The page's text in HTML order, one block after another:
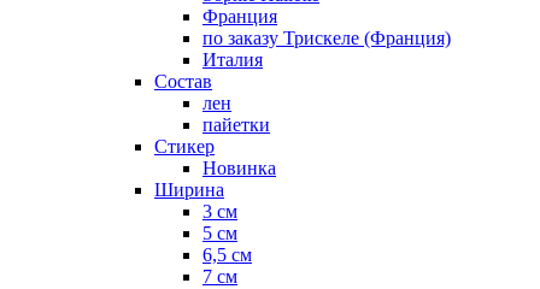
Франция
по заказу Трискеле (Франция)
Италия
Состав
лен
пайетки
Стикер
Новинка
Ширина
3 см
5 см
6,5 см
7 см